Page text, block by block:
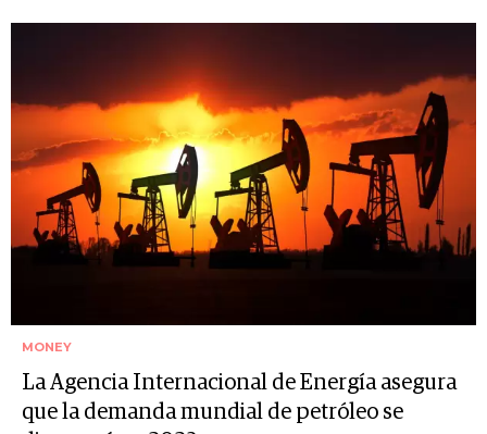
MONEY
La Agencia Internacional de Energía asegura
que la demanda mundial de petróleo se